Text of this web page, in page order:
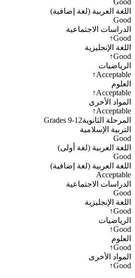
Good
اللغة العربية (لغة إضافية)
Good
الدراسات الاجتماعية
Good
↑
اللغة الإنجليزية
Good
↑
الرياضيات
Acceptable
↑
العلوم
Acceptable
↑
المواد الأخرى
Acceptable
↑
المرحلة الثانويةGrades 9-12
التربية الإسلامية
Good
اللغة العربية (لغة أولى)
Good
اللغة العربية (لغة إضافية)
Acceptable
الدراسات الاجتماعية
Good
اللغة الإنجليزية
Good
↑
الرياضيات
Good
↑
العلوم
Good
↑
المواد الأخرى
Good
↑